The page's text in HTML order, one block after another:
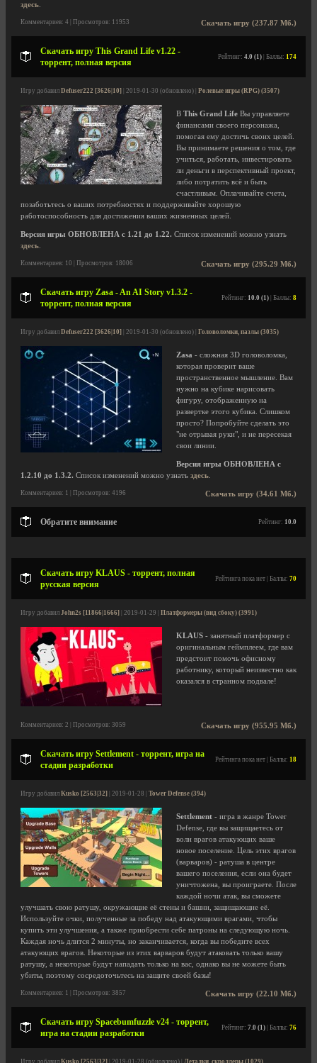
здесь
Скачать игру (237.87 Мб.)
Комментариев: 4 | Просмотров: 11953
Скачать игру This Grand Life v1.22 -
торрент, полная версия
Рейтинг: 4.0 (1) | Баллы: 174
Игру добавил Defuser222 [3626|10] | 2019-01-30 (обновлено) | Ролевые игры (RPG) (3507)
В This Grand Life Вы управляете
финансами своего персонажа,
помогая ему достичь своих целей.
Вы принимаете решения о том, где
учиться, работать, инвестировать
ли деньги в перспективный проект,
либо потратить всё и быть
счастливым. Оплачивайте счета,
позаботьтесь о ваших потребностях и поддерживайте хорошую
работоспособность для достижения ваших жизненных целей.
Версия игры ОБНОВЛЕНА с 1.21 до 1.22. Список изменений можно узнать
здесь
Скачать игру (295.29 Мб.)
Комментариев: 10 | Просмотров: 18006
Скачать игру Zasa - An AI Story v1.3.2 -
торрент, полная версия
Рейтинг: 10.0 (1) | Баллы: 8
Игру добавил Defuser222 [3626|10] | 2019-01-30 (обновлено) | Головоломки, пазлы (3035)
Zasa - сложная 3D головоломка,
которая проверит ваше
пространственное мышление. Вам
нужно на кубике нарисовать
фигуру, отображенную на
развертке этого кубика. Слишком
просто? Попробуйте сделать это
"не отрывая руки", и не пересекая
свои линии.
Версия игры ОБНОВЛЕНА с
1.2.10 до 1.3.2. Список изменений можно узнать здесь
Скачать игру (34.61 Мб.)
Комментариев: 1 | Просмотров: 4196
Обратите внимание Рейтинг: 10.0
Скачать игру KLAUS - торрент, полная
русская версия
Рейтинга пока нет | Баллы: 70
Игру добавил John2s [11866|1666] | 2019-01-29 | Платформеры (вид сбоку) (3991)
KLAUS - занятный платформер с
оригинальным геймплеем, где вам
предстоит помочь офисному
работнику, который неизвестно как
оказался в странном подвале!
Скачать игру (955.95 Мб.)
Комментариев: 2 | Просмотров: 3059
Скачать игру Settlement - торрент, игра на
стадии разработки
Рейтинга пока нет | Баллы: 18
Игру добавил Kusko [2563|32] | 2019-01-28 | Tower Defense (394)
Settlement - игра в жанре Tower
Defense, где вы защищаетесь от
волн врагов атакующих ваше
новое поселение. Цель этих врагов
(варваров) - ратуша в центре
вашего поселения, если она будет
уничтожена, вы проиграете. После
каждой ночи атак, вы сможете
улучшать свою ратушу, окружающие её стены и башни, защищающие её.
Используйте очки, полученные за победу над атакующими врагами, чтобы
купить эти улучшения, а также приобрести себе патроны на следующую ночь.
Каждая ночь длится 2 минуты, но заканчивается, когда вы победите всех
атакующих врагов. Некоторые из этих варваров будут атаковать только вашу
ратушу, а некоторые будут нападать только на вас, однако вы не можете быть
убиты, поэтому сосредоточьтесь на защите своей базы!
Скачать игру (22.10 Мб.)
Комментариев: 1 | Просмотров: 3857
Скачать игру Spacebumfuzzle v24 - торрент,
игра на стадии разработки
Рейтинг: 7.0 (1) | Баллы: 76
Игру добавил Kusko [2563|32] | 2019-01-28 (обновлено) | Леталки, скроллеры (1029)